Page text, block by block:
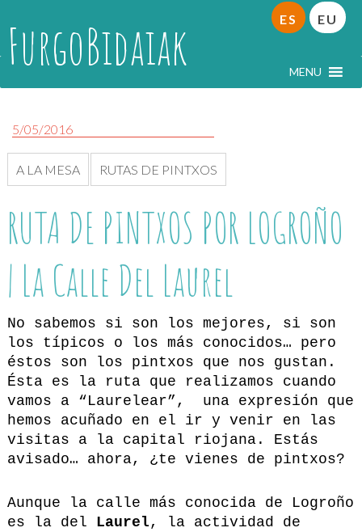
FurgoBidaiak MENU
ES EU
5/05/2016
A LA MESA RUTAS DE PINTXOS
RUTA DE PINTXOS POR LOGROÑO
| La Calle Del Laurel
No sabemos si son los mejores, si son
los típicos o los más conocidos… pero
éstos son los pintxos que nos gustan.
Ésta es la ruta que realizamos cuando
vamos a “Laurelear”, una expresión que
hemos acuñado en el ir y venir en las
visitas a la capital riojana. Estás
avisado… ahora, ¿te vienes de pintxos?
Aunque la calle más conocida de Logroño
es la del Laurel , la actividad de